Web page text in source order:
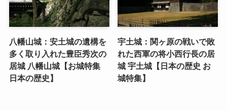
八幡山城：安土城の遺構を
多く取り入れた豊臣秀次の
居城 八幡山城【お城特集
日本の歴史】
宇土城：関ヶ原の戦いで敗
れた西軍の将小西行長の居
城 宇土城【日本の歴史 お
城特集】